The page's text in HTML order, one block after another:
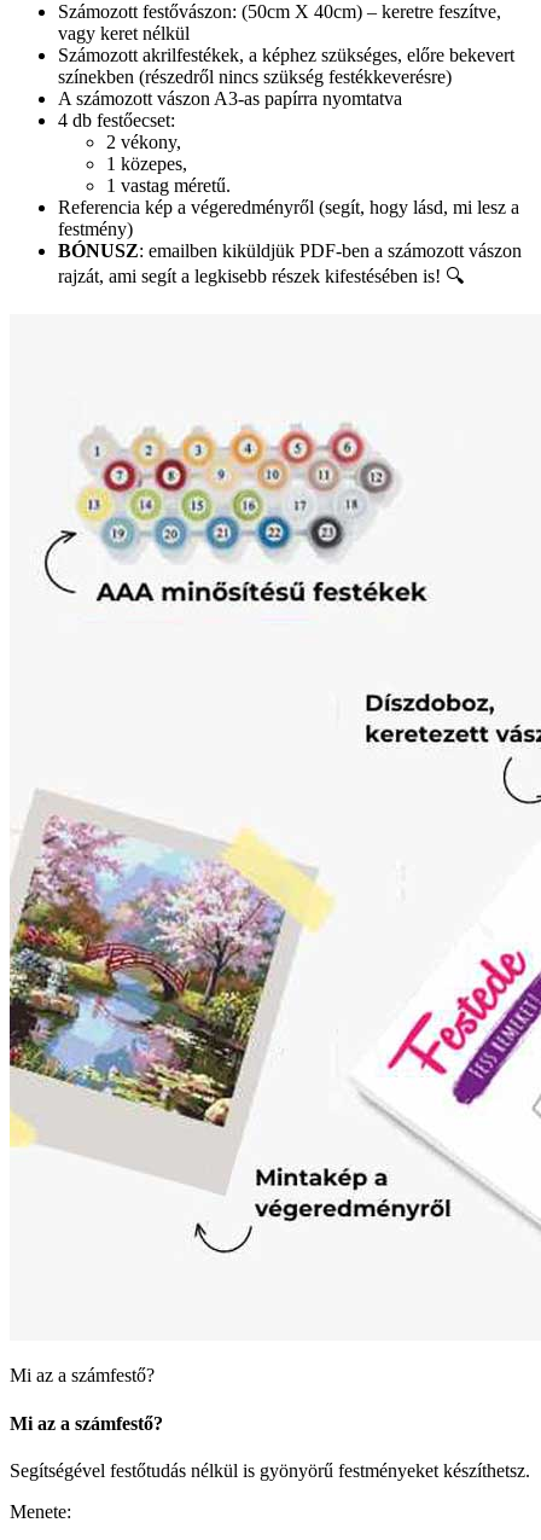
Számozott festővászon: (50cm X 40cm) – keretre feszítve,
vagy keret nélkül
Számozott akrilfestékek, a képhez szükséges, előre bekevert
színekben (részedről nincs szükség festékkeverésre)
A számozott vászon A3-as papírra nyomtatva
4 db festőecset:
2 vékony,
1 közepes,
1 vastag méretű.
Referencia kép a végeredményről (segít, hogy lásd, mi lesz a
festmény)
BÓNUSZ: emailben kiküldjük PDF-ben a számozott vászon
rajzát, ami segít a legkisebb részek kifestésében is! 🔍
Mi az a számfestő?
Mi az a számfestő?
Segítségével festőtudás nélkül is gyönyörű festményeket készíthetsz.
Menete: